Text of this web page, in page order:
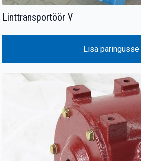
Linttransportöör V
Lisa päringusse